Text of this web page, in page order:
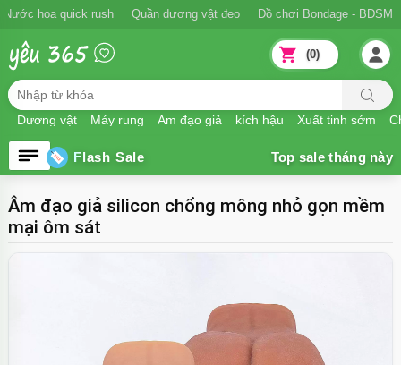
Ngăn xuất tinh sớm Nước hoa quick rush Quần dương vật đeo Đồ
Dương vật Máy rung Âm đạo giả kích hậu Xuất tinh sớm
(0)
Flash Sale
Âm đạo giả silicon chổng mông nhỏ gọn mềm
mại ôm sát